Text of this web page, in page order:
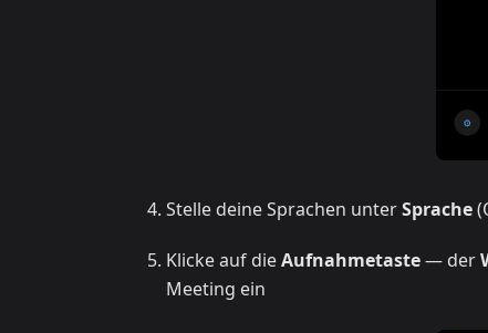
Stelle deine Sprachen unterSprache
Klicke auf dieAufnahmetaste— der
Meeting ein